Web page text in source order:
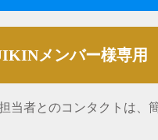
メンバー様専用
当者とのコンタクトは、